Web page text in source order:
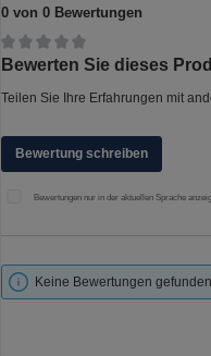
0 von 0 Bewertungen
Durchschnittliche Bewertung von 0
Bewerten Sie dieses
Teilen Sie Ihre Erfahrungen mit
Bewertung schreiben
Bewertungen nur in der aktuellen Sprache
Keine Bewertungen